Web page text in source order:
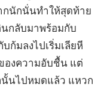
กนักนั่นทำให้สุดท้าย
นกลับมาพร้อมกับ
ก้มลงไปเริ่มเลียหี
องความอับชื้น แต่
นั้นไปหมดแล้ว แหวก